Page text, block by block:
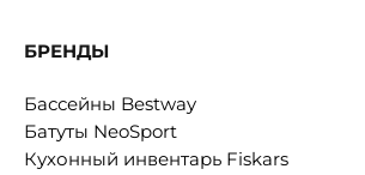
БРЕНДЫ
Бассейны Bestway
Батуты NeoSport
Кухонный инвентарь Fiskars